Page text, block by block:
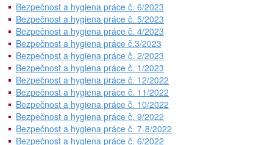
Bezpečnost a hygiena práce č. 6/2023
Bezpečnost a hygiena práce č. 5/2023
Bezpečnost a hygiena práce č. 4/2023
Bezpečnost a hygiena práce č.3/2023
Bezpečnost a hygiena práce č. 2/2023
Bezpečnost a hygiena práce č. 1/2023
Bezpečnost a hygiena práce č. 12/2022
Bezpečnost a hygiena práce č. 11/2022
Bezpečnost a hygiena práce č. 10/2022
Bezpečnost a hygiena práce č. 9/2022
Bezpečnost a hygiena práce č. 7-8/2022
Bezpečnost a hygiena práce č. 6/2022